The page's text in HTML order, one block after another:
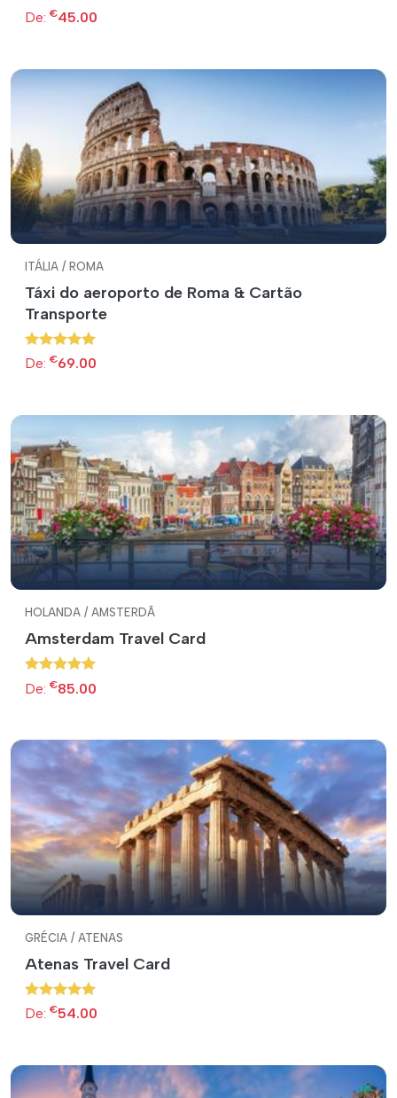
De: €45.00
ITÁLIA / ROMA
Táxi do aeroporto de Roma & Cartão
Transporte
De: €69.00
HOLANDA / AMSTERDÃ
Amsterdam Travel Card
De: €85.00
GRÉCIA / ATENAS
Atenas Travel Card
De: €54.00